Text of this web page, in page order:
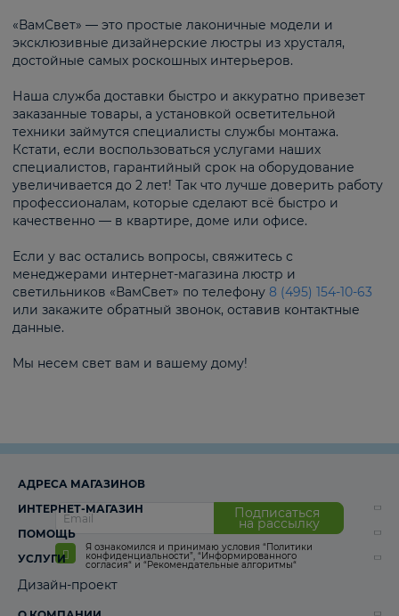
«ВамСвет» — это простые лаконичные модели и
эксклюзивные дизайнерские люстры из хрусталя,
достойные самых роскошных интерьеров.
Наша служба доставки быстро и аккуратно привезет
заказанные товары, а установкой осветительной
техники займутся специалисты службы монтажа.
Кстати, если воспользоваться услугами наших
специалистов, гарантийный срок на оборудование
увеличивается до 2 лет! Так что лучше доверить работу
профессионалам, которые сделают всё быстро и
качественно — в квартире, доме или офисе.
Если у вас остались вопросы, свяжитесь с
менеджерами интернет-магазина люстр и
светильников «ВамСвет» по телефону 8 (495) 154-10-63
или закажите обратный звонок, оставив контактные
данные.
Мы несем свет вам и вашему дому!
Подписаться
на рассылку
Я ознакомился и принимаю условия “Политики
конфиденциальности”, “Информированного
согласия“ и “Рекомендательные алгоритмы“
АДРЕСА МАГАЗИНОВ
ИНТЕРНЕТ-МАГАЗИН
ПОМОЩЬ
УСЛУГИ
Дизайн-проект